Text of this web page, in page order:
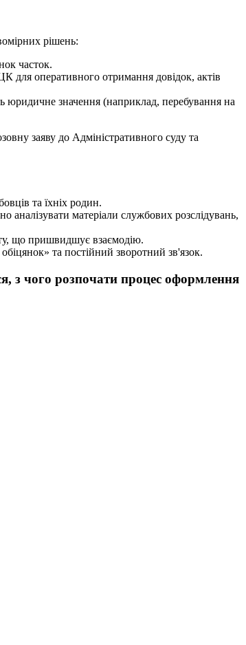
рішень:
часток.
для оперативного отримання довідок, актів
значення (наприклад, перебування на
заяву до Адміністративного суду та
та їхніх родин.
аналізувати матеріали службових розслідувань,
що пришвидшує взаємодію.
та постійний зворотний зв'язок.
з чого розпочати процес оформлення